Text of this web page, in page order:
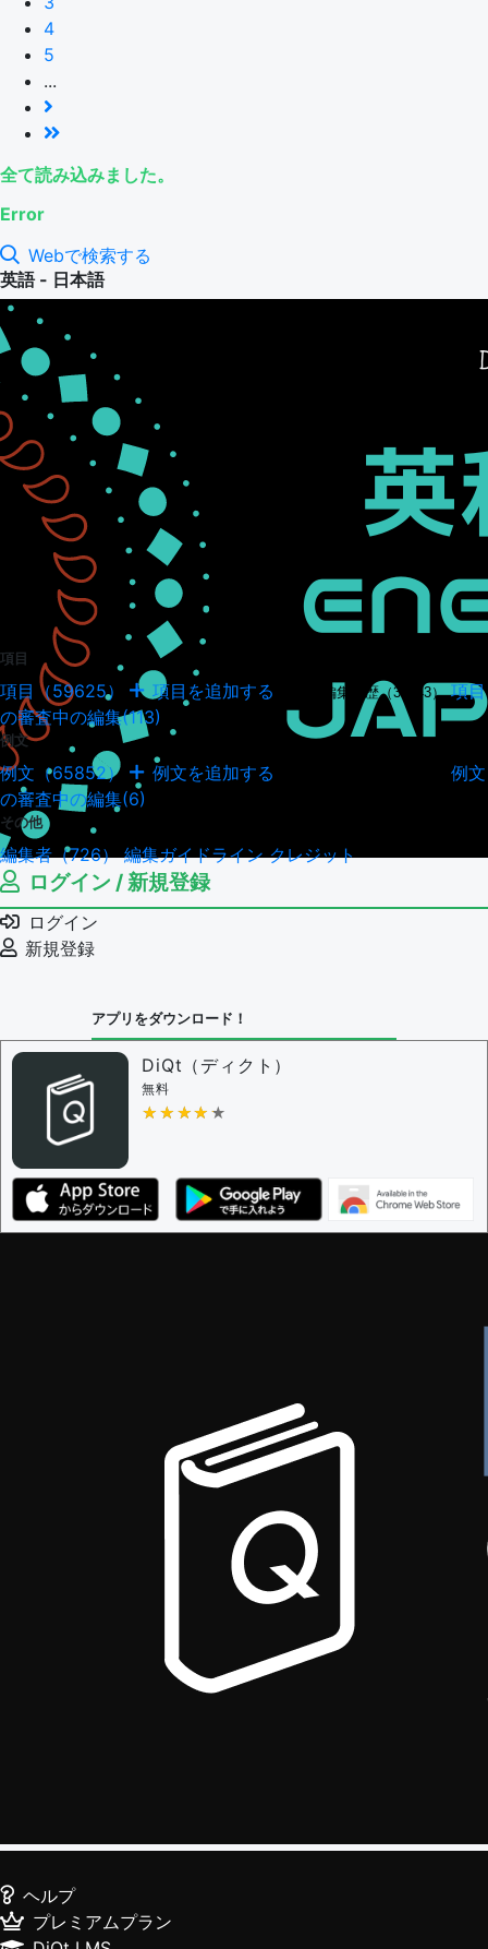
4
5
...
全て読み込みました。
Error
Webで検索する
英語 - 日本語
項目
項目（59625） 項目を追加する 項目の編集履歴（34943） 項目
の審査中の編集(113)
例文
例文（65852） 例文を追加する
例文
の審査中の編集(6)
その他
編集者（726）編集ガイドラインクレジット
ログイン / 新規登録
ログイン
新規登録
アプリをダウンロード！
DiQt（ディクト）
無料
★★★★★
★★★★★
ヘルプ
プレミアムプラン